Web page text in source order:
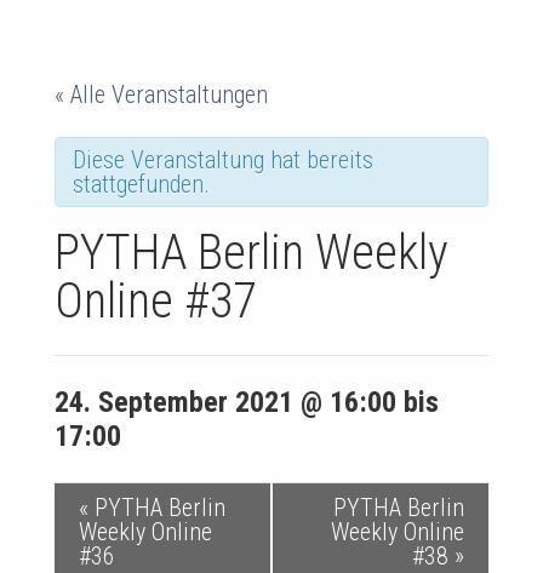
« Alle Veranstaltungen
Diese Veranstaltung hat bereits
stattgefunden.
PYTHA Berlin Weekly
Online #37
24. September 2021 @ 16:00 bis
17:00
« PYTHA Berlin
Weekly Online
#36
PYTHA Berlin
Weekly Online
#38 »